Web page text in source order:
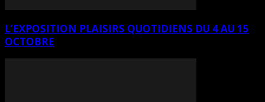
L’EXPOSITION PLAISIRS QUOTIDIENS DU 4 AU 15
OCTOBRE